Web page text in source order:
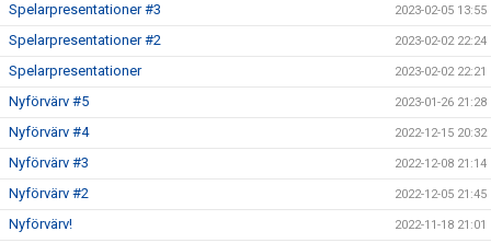
Spelarpresentationer #3 2023-02-05 13:55
Spelarpresentationer #2 2023-02-02 22:24
Spelarpresentationer 2023-02-02 22:21
Nyförvärv #5 2023-01-26 21:28
Nyförvärv #4 2022-12-15 20:32
Nyförvärv #3 2022-12-08 21:14
Nyförvärv #2 2022-12-05 21:45
Nyförvärv! 2022-11-18 21:01